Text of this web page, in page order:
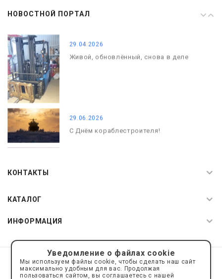
НОВОСТНОЙ ПОРТАЛС Днём Победы. Память, которая с
29.04.2026
Живой, обновлённый, снова в деле
29.06.2026
С Днём кораблестроителя!
КОНТАКТЫ
КАТАЛОГ
ИНФОРМАЦИЯ
© 2019—2026 Интернет пространство АкваРос
sale@a-ros.ru
Политика конфиденциальности
Политика обработки персональных данных
Уведомление о файлах cookie
Мы используем файлы cookie, чтобы сделать наш сайт
максимально удобным для вас. Продолжая
пользоваться сайтом, вы соглашаетесь с нашей